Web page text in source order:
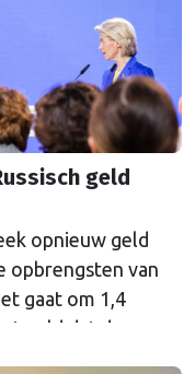
geld
opnieuw geld
opbrengsten van
gaat om 1,4
geld dat de